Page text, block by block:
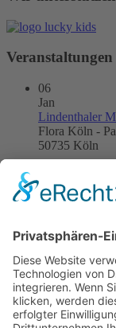
Veranstaltungen
06
Jan
Lindenthaler
Flora Köln -
50735 Köln
Jan
Kneipensitzung
Jan
31
Jan